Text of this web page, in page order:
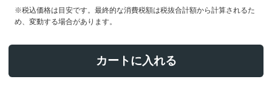
※税込価格は目安です。最終的な消費税額は税抜合計額から計算されるた
め、変動する場合があります。
カートに入れる